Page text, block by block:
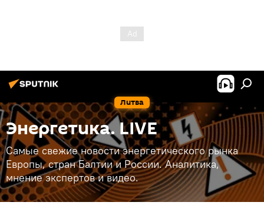
Литва
Энергетика. LIVE
Самые свежие новости энергетического рынка
Европы, стран Балтии и России. Аналитика,
мнение экспертов и видео.